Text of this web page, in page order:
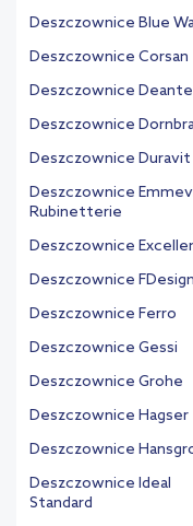
Deszczownice Blue
Deszczownice Corsan
Deszczownice Deante
Deszczownice
Deszczownice Duravit
Deszczownice
Rubinetterie
Deszczownice
Deszczownice FDesign
Deszczownice Ferro
Deszczownice Gessi
Deszczownice Grohe
Deszczownice Hagser
Deszczownice
Deszczownice Ideal
Standard